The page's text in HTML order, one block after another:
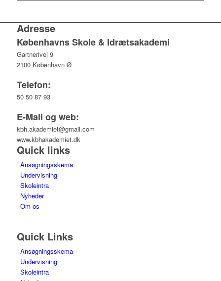
Adresse
Københavns Skole & Idrætsakademi
Gartnerivej 9
2100 København Ø
Telefon:
50 50 87 93
E-Mail og web:
kbh.akademiet@gmail.com
www.kbhakademiet.dk
Quick links
Ansøgningsskema
Undervisning
Skoleintra
Nyheder
Om os
Quick Links
Ansøgningsskema
Undervisning
Skoleintra